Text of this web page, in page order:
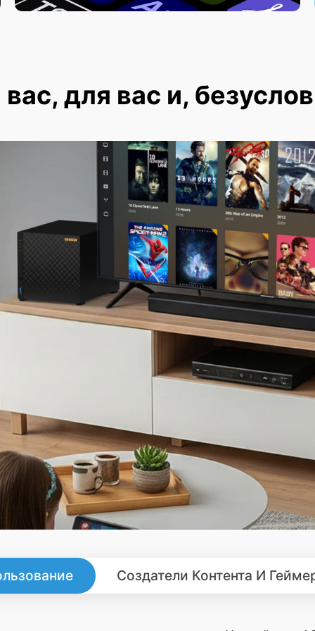
для вас и,
Создатели Контента И